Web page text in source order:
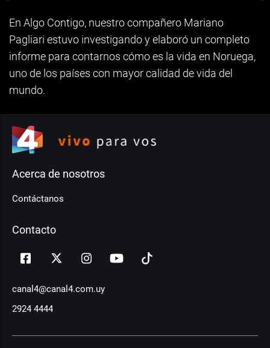
En Algo Contigo, nuestro compañero Mariano
Pagliari estuvo investigando y elaboró un completo
informe para contarnos cómo es la vida en Noruega,
uno de los países con mayor calidad de vida del
mundo.
Acerca de nosotros
Contáctanos
Contacto
canal4@canal4.com.uy
2924 4444